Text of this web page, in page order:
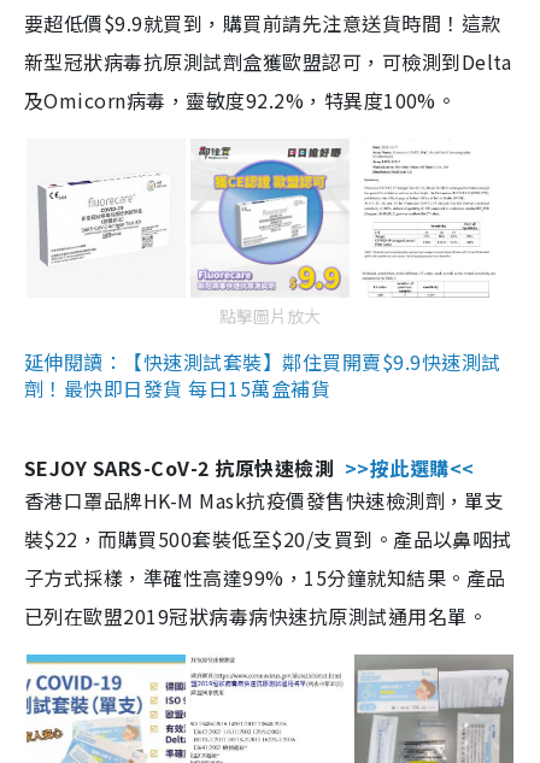
要超低價$9.9就買到，購買前請先注意送貨時間！這款
新型冠狀病毒抗原測試劑盒獲歐盟認可，可檢測到Delta
及Omicorn病毒，靈敏度92.2%，特異度100%。
點擊圖片放大
延伸閱讀：【快速測試套裝】鄰住買開賣$9.9快速測試
劑！最快即日發貨 每日15萬盒補貨
SEJOY SARS-CoV-2 抗原快速檢測 >>按此選購<<
香港口罩品牌HK-M Mask抗疫價發售快速檢測劑，單支
裝$22，而購買500套裝低至$20/支買到。產品以鼻咽拭
子方式採樣，準確性高達99%，15分鐘就知結果。產品
已列在歐盟2019冠狀病毒病快速抗原測試通用名單。